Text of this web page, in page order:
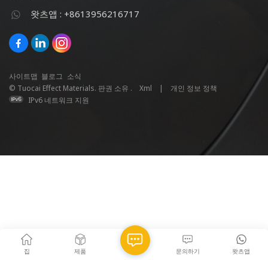
왓츠앱 : +8613956216717
사이트맵 블로그 소식
© Tuocai Effect Materials. 판권 소유 .
Xml |
개인 정보 정책
IPv6 네트워크 지원
집 제품 왓츠앱
문의하기